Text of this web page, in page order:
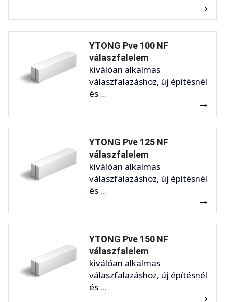
YTONG Pve 100 NF
válaszfalelem
kiválóan alkalmas
válaszfalazáshoz, új építésnél
és ...
YTONG Pve 125 NF
válaszfalelem
kiválóan alkalmas
válaszfalazáshoz, új építésnél
és ...
YTONG Pve 150 NF
válaszfalelem
kiválóan alkalmas
válaszfalazáshoz, új építésnél
és ...